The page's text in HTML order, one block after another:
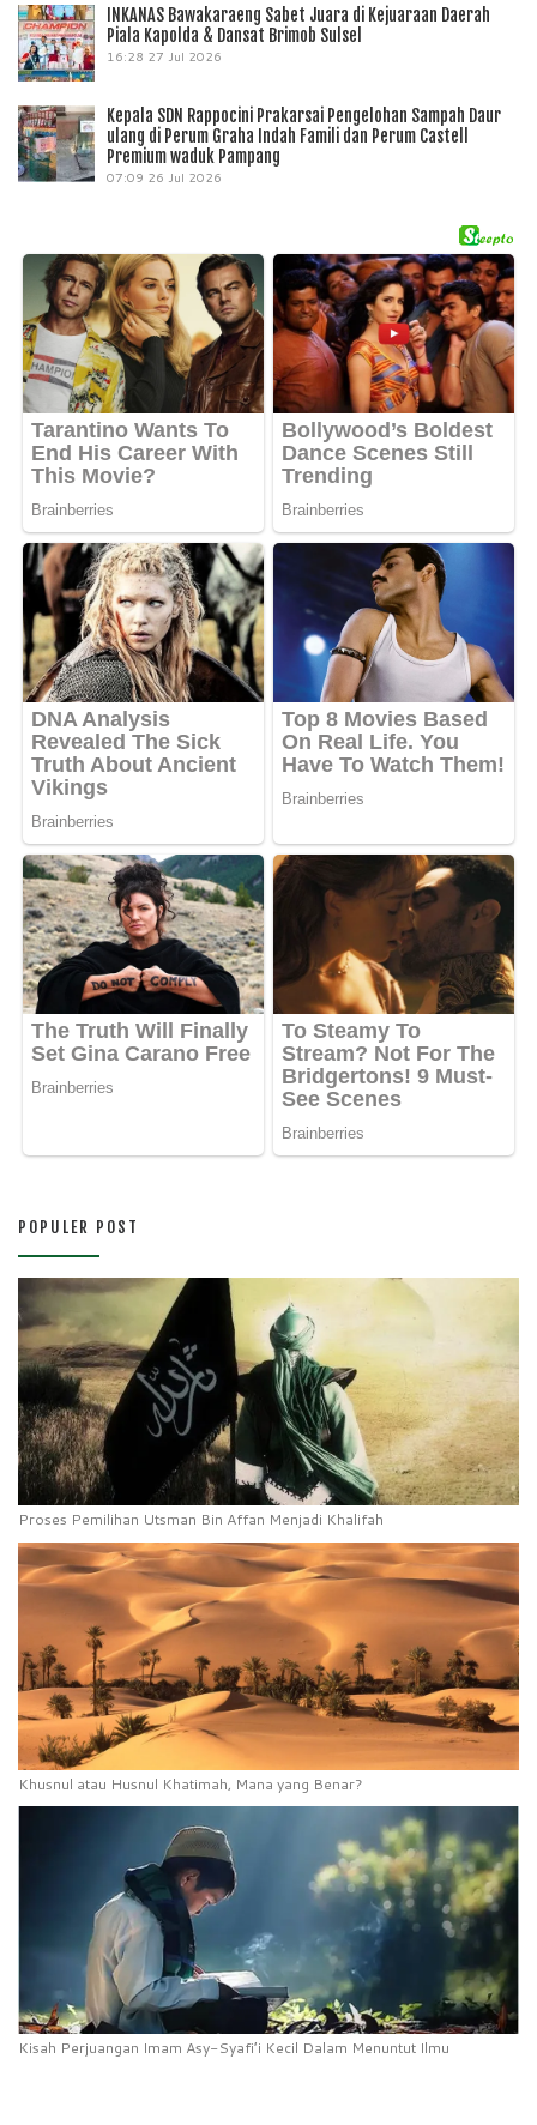
INKANAS Bawakaraeng Sabet Juara di Kejuaraan Daerah
Piala Kapolda & Dansat Brimob Sulsel
16:28 27 Jul 2026
Kepala SDN Rappocini Prakarsai Pengelohan Sampah Daur
ulang di Perum Graha Indah Famili dan Perum Castell
Premium waduk Pampang
07:09 26 Jul 2026
POPULER POST
Proses Pemilihan Utsman Bin Affan Menjadi Khalifah
Khusnul atau Husnul Khatimah, Mana yang Benar?
Kisah Perjuangan Imam Asy-Syafi’i Kecil Dalam Menuntut Ilmu